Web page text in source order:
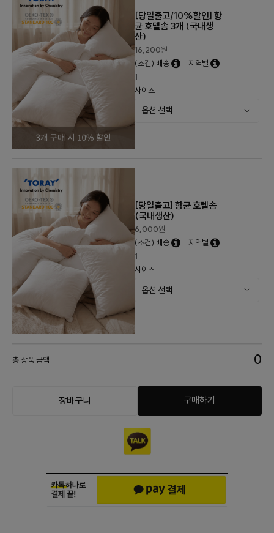
[당일출고/10%할인] 항
균 호텔솜 3개 (국내생
산)
16,200원
(조건) 배송
지역별
1
사이즈
[당일출고] 항균 호텔솜
(국내생산)
6,000원
(조건) 배송
지역별
1
사이즈
총 상품 금액 0
장바구니 구매하기